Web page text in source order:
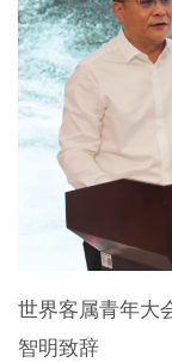
世界客属青年大
智明致辞